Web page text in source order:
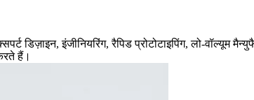
डिज़ाइन, इंजीनियरिंग, रैपिड प्रोटोटाइपिंग, लो-
हैं।